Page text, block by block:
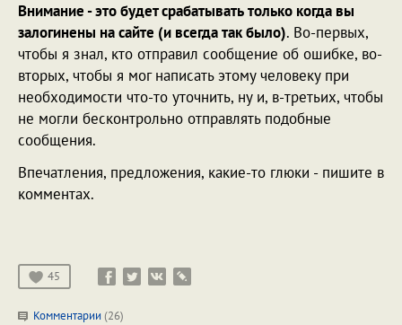
Внимание - это будет срабатывать только когда вы
залогинены на сайте (и всегда так было). Во-первых,
чтобы я знал, кто отправил сообщение об ошибке, во-
вторых, чтобы я мог написать этому человеку при
необходимости что-то уточнить, ну и, в-третьих, чтобы
не могли бесконтрольно отправлять подобные
сообщения.
Впечатления, предложения, какие-то глюки - пишите в
комментах.
45
Комментарии (26)